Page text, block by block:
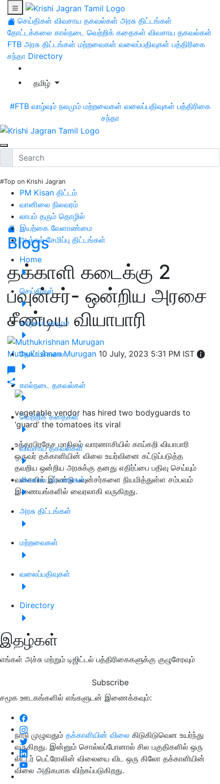
செய்திகள் விவசாய தகவல்கள் அரசு திட்டங்கள்
தோட்டக்கலை கால்நடை வெற்றிக் கதைகள் விவசாய தகவல்கள்
FTB அரசு திட்டங்கள் மற்றவைகள் வலைப்பதிவுகள் பத்திரிகை
சந்தா Directory
தமிழ்
#FTB வாழ்வும் நலமும் மற்றவைகள் வலைப்பதிவுகள் பத்திரிகை
சந்தா
#Top on Krishi Jagran
PM Kisan திட்டம்
வானிலை நிலவரம்
லாபம் தரும் தொழில்
இயற்கை வேளாண்மை
அஞ்சல் சேமிப்பு திட்டங்கள்
Home
செய்திகள்
வாழ்வும் நலமும்
தோட்டக்கலை
கால்நடை தகவல்கள்
வெற்றிக் கதைகள்
விவசாய தகவல்கள்
விவசாய பட்டறைகள்
அரசு திட்டங்கள்
மற்றவைகள்
வலைப்பதிவுகள்
Directory
இதழ்கள்
எங்கள் அச்சு மற்றும் டிஜிட்டல் பத்திரிகைகளுக்கு குழுசேரவும்
Subscribe
சமூக ஊடகங்களில் எங்களுடன் இணைக்கவும்:
Blogs
தக்காளி கடைக்கு 2
பவுன்சர்- ஒன்றிய அரசை
சீண்டிய வியாபாரி
Muthukrishnan Murugan 10 July, 2023 5:31 PM IST
vegetable vendor has hired two bodyguards to
‘guard’ the tomatoes its viral
உத்தரபிரதேச மாநிலம் வாரணாசியில் காய்கறி வியாபாரி
ஒருவர் தக்காளியின் விலை உயர்வினை கட்டுப்படுத்த
தவறிய ஒன்றிய அரசுக்கு தனது எதிர்ப்பை பதிவு செய்யும்
வகையில் இரண்டு பவுன்சர்களை நியமித்துள்ள சம்பவம்
இணையங்களில் வைரலாகி வருகிறது.
நாடு முழுவதும் தக்காளியின் விலை கிடுகிடுவென உயர்ந்து
வருகிறது. இன்னும் சொல்லப்போனால் சில பகுதிகளில் ஒரு
லிட்டர் பெட்ரோலின் விலையை விட ஒரு கிலோ தக்காளியின்
விலை அதிகமாக விற்கப்படுகிறது.